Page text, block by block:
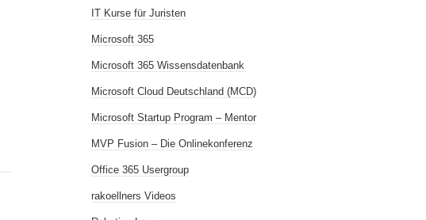
IT Kurse für Juristen
Microsoft 365
Microsoft 365 Wissensdatenbank
Microsoft Cloud Deutschland (MCD)
Microsoft Startup Program – Mentor
MVP Fusion – Die Onlinekonferenz
Office 365 Usergroup
rakoellners Videos